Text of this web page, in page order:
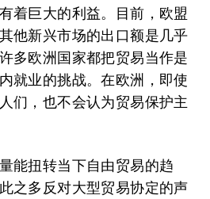
着巨大的利益。目前，欧盟
他新兴市场的出口额是几乎
多欧洲国家都把贸易当作是
就业的挑战。在欧洲，即使
们，也不会认为贸易保护主
能扭转当下自由贸易的趋
之多反对大型贸易协定的声